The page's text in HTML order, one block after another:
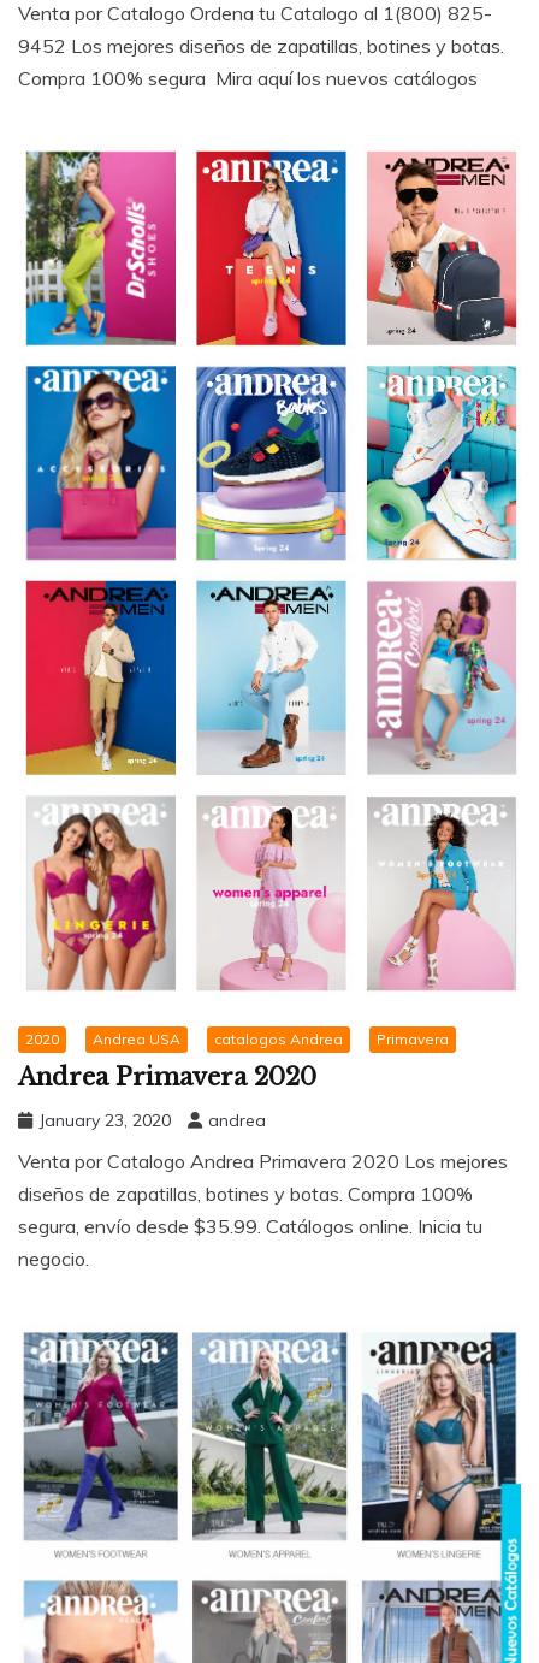
Venta por Catalogo Ordena tu Catalogo al 1(800) 825-
9452 Los mejores diseños de zapatillas, botines y botas.
Compra 100% segura Mira aquí los nuevos catálogos
2020 Andrea USA catalogos Andrea Primavera
Andrea Primavera 2020
January 23, 2020 andrea
Venta por Catalogo Andrea Primavera 2020 Los mejores
diseños de zapatillas, botines y botas. Compra 100%
segura, envío desde $35.99. Catálogos online. Inicia tu
negocio.